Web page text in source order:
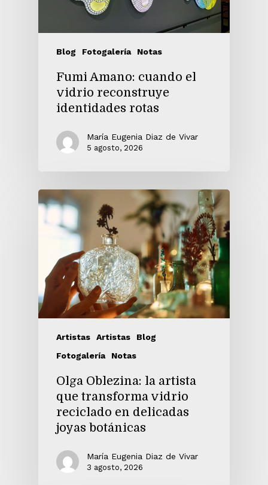
Blog Fotogalería Notas
Fumi Amano: cuando el
vidrio reconstruye
identidades rotas
María Eugenia Diaz de Vivar
5 agosto, 2026
Artistas Artistas
Blog
Fotogalería
Notas
Olga Oblezina: la artista
que transforma vidrio
reciclado en delicadas
joyas botánicas
María Eugenia Diaz de Vivar
3 agosto, 2026